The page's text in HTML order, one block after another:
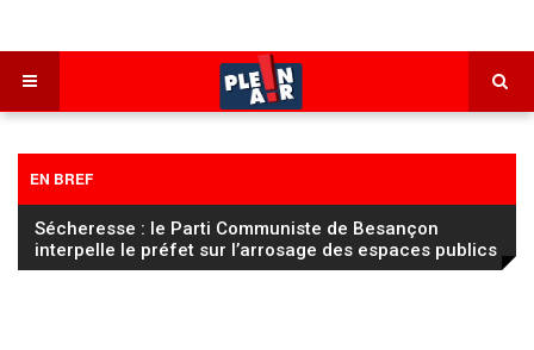
EN BREF
FC Sochaux Montbéliard – Saint-Étienne : la sanction
réduite au secteur 106